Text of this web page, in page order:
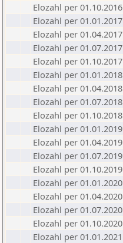
Elozahl per 01.10.2016
Elozahl per 01.01.2017
Elozahl per 01.04.2017
Elozahl per 01.07.2017
Elozahl per 01.10.2017
Elozahl per 01.01.2018
Elozahl per 01.04.2018
Elozahl per 01.07.2018
Elozahl per 01.10.2018
Elozahl per 01.01.2019
Elozahl per 01.04.2019
Elozahl per 01.07.2019
Elozahl per 01.10.2019
Elozahl per 01.01.2020
Elozahl per 01.04.2020
Elozahl per 01.07.2020
Elozahl per 01.10.2020
Elozahl per 01.01.2021